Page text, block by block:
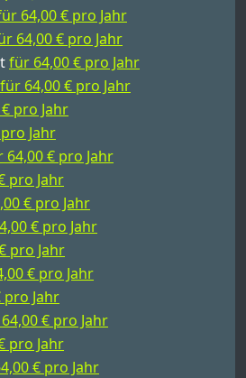
64,00 € pro Jahr
64,00 € pro Jahr
für 64,00 € pro Jahr
für 64,00 € pro Jahr
pro Jahr
Jahr
64,00 € pro Jahr
pro Jahr
€ pro Jahr
€ pro Jahr
pro Jahr
€ pro Jahr
pro Jahr
€ pro Jahr
pro Jahr
€ pro Jahr